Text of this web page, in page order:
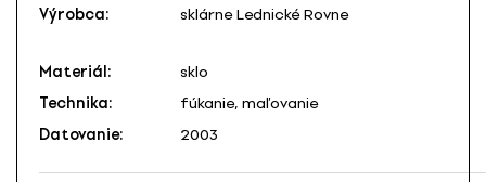
Výrobca: sklárne Lednické Rovne
Materiál:
sklo
Technika:
fúkanie, maľovanie
Datovanie:
2003